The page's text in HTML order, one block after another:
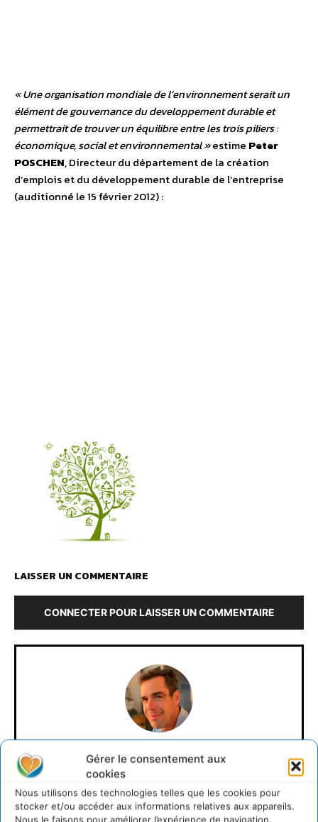
Gérer le consentement aux
cookies
Nous utilisons des technologies telles que les cookies pour
stocker et/ou accéder aux informations relatives aux appareils.
Nous le faisons pour améliorer l’expérience de navigation.
« Une organisation mondiale de l’environnement serait un
élément de gouvernance du developpement durable et
permettrait de trouver un équilibre entre les trois piliers :
économique, social et environnemental »estime Peter
POSCHEN, Directeur du département de la création
d’emplois et du développement durable de l’entreprise
(auditionné le 15 février 2012) :
LAISSER UN COMMENTAIRE
CONNECTER POUR LAISSER UN COMMENTAIRE
David Naulin
https://cdurable.info
Journaliste de solutions écologiques et sociales en